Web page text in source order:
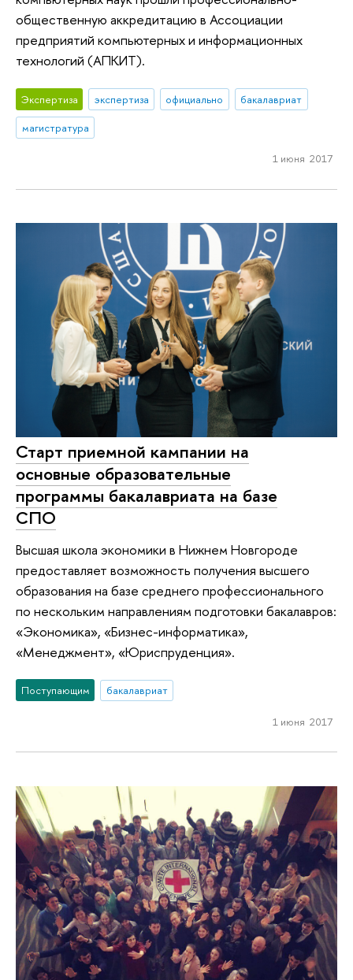
общественную аккредитацию в Ассоциации
предприятий компьютерных и информационных
технологий (АПКИТ).
Экспертиза экспертиза официально
бакалавриат
магистратура
1 июня 2017
Старт приемной кампании на
основные образовательные
программы бакалавриата на базе
СПО
Высшая школа экономики в Нижнем Новгороде
предоставляет возможность получения высшего
образования на базе среднего профессионального
по нескольким направлениям подготовки бакалавров:
«Экономика», «Бизнес-информатика»,
«Менеджмент», «Юриспруденция».
Поступающим бакалавриат
1 июня 2017